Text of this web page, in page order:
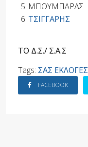
5 ΜΠΟΥΜΠΑΡΑΣ
6 ΤΣΙΓΓΑΡΗΣ
ΤΟ Δ.Σ./ Σ.Α.Σ
Tags: ΣΑΣ ΕΚΛΟΓΕΣ
FACEBOOK